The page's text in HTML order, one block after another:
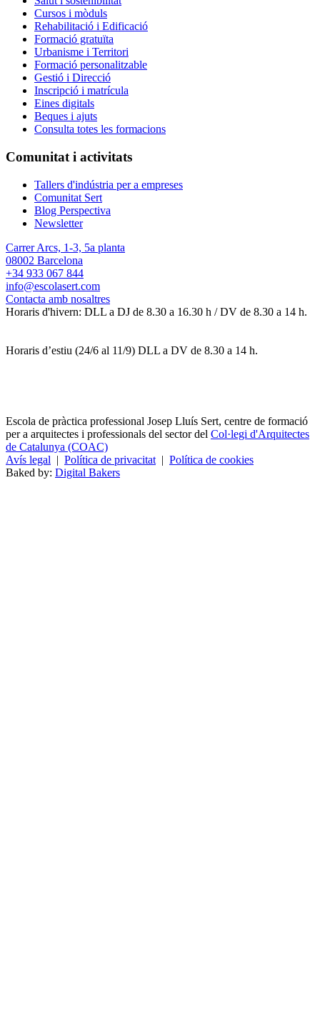
Cursos i mòduls
Rehabilitació i Edificació
Formació gratuïta
Urbanisme i Territori
Formació personalitzable
Gestió i Direcció
Inscripció i matrícula
Eines digitals
Beques i ajuts
Consulta totes les formacions
Comunitat i activitats
Tallers d'indústria per a empreses
Comunitat Sert
Blog Perspectiva
Newsletter
Carrer Arcs, 1-3, 5a planta
08002 Barcelona
+34 933 067 844
info@escolasert.com
Contacta amb nosaltres
Horaris d'hivern: DLL a DJ de 8.30 a 16.30 h / DV de 8.30 a 14 h.
Horaris d’estiu (24/6 al 11/9) DLL a DV de 8.30 a 14 h.
Escola de pràctica professional Josep Lluís Sert, centre de formació
per a arquitectes i professionals del sector del Col·legi d'Arquitectes
de Catalunya (COAC)
Avís legal | Política de privacitat | Política de cookies
Baked by: Digital Bakers